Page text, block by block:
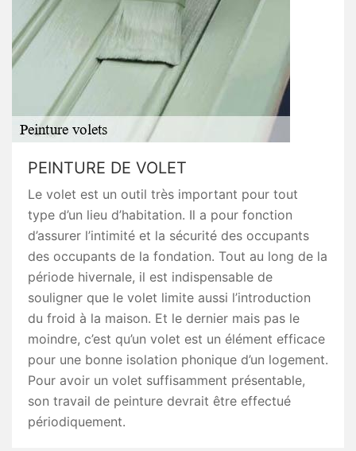
PEINTURE DE VOLET
Le volet est un outil très important pour tout
type d’un lieu d’habitation. Il a pour fonction
d’assurer l’intimité et la sécurité des occupants
des occupants de la fondation. Tout au long de la
période hivernale, il est indispensable de
souligner que le volet limite aussi l’introduction
du froid à la maison. Et le dernier mais pas le
moindre, c’est qu’un volet est un élément efficace
pour une bonne isolation phonique d’un logement.
Pour avoir un volet suffisamment présentable,
son travail de peinture devrait être effectué
périodiquement.